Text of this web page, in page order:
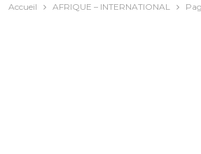
Accueil AFRIQUE – INTERNATIONAL